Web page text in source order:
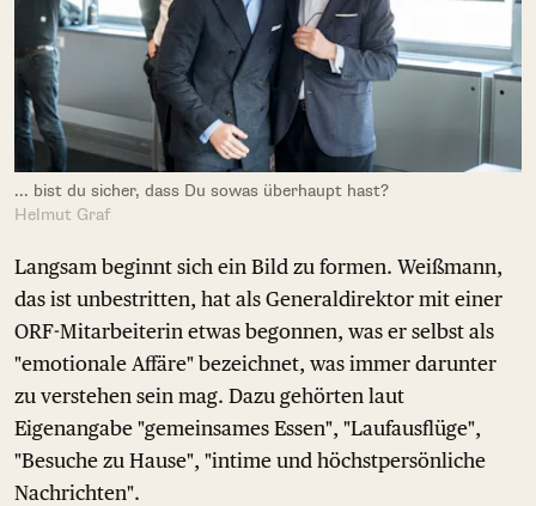
... bist du sicher, dass Du sowas überhaupt hast?
Helmut Graf
Langsam beginnt sich ein Bild zu formen. Weißmann,
das ist unbestritten, hat als Generaldirektor mit einer
ORF-Mitarbeiterin etwas begonnen, was er selbst als
"emotionale Affäre" bezeichnet, was immer darunter
zu verstehen sein mag. Dazu gehörten laut
Eigenangabe "gemeinsames Essen", "Laufausflüge",
"Besuche zu Hause", "intime und höchstpersönliche
Nachrichten".